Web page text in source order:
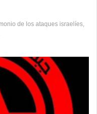
de los ataques israelíes,